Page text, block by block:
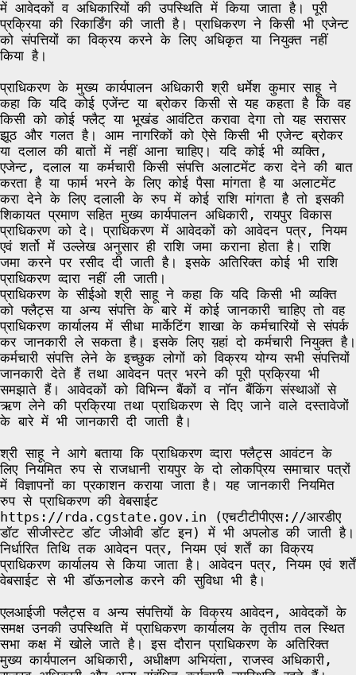
में आवेदकों व अधिकारियों की उपस्थिति में किया जाता है। पूरी
प्रक्रिया की रिकार्डिंग की जाती है। प्राधिकरण ने किसी भी एजेन्ट
को संपत्तियों का विक्रय करने के लिए अधिकृत या नियुक्त नहीं
किया है।
प्राधिकरण के मुख्य कार्यपालन अधिकारी श्री धर्मेश कुमार साहू ने
कहा कि यदि कोई एजेंन्ट या ब्रोकर किसी से यह कहता है कि वह
किसी को कोई फ्लैट् या भूखंड आवंटित करावा देगा तो यह सरासर
झूठ और गलत है। आम नागरिकों को ऐसे किसी भी एजेन्ट ब्रोकर
या दलाल की बातों में नहीं आना चाहिए। यदि कोई भी व्यक्ति,
एजेन्ट, दलाल या कर्मचारी किसी संपत्ति अलाटमेंट करा देने की बात
करता है या फार्म भरने के लिए कोई पैसा मांगता है या अलाटमेंट
करा देने के लिए दलाली के रुप में कोई राशि मांगता है तो इसकी
शिकायत प्रमाण सहित मुख्य कार्यपालन अधिकारी, रायपुर विकास
प्राधिकरण को दे। प्राधिकरण में आवेदकों को आवेदन पत्र, नियम
एवं शर्तो में उल्लेख अनुसार ही राशि जमा कराना होता है। राशि
जमा करने पर रसीद दी जाती है। इसके अतिरिक्त कोई भी राशि
प्राधिकरण व्दारा नहीं ली जाती।
प्राधिकरण के सीईओ श्री साहू ने कहा कि यदि किसी भी व्यक्ति
को फ्लैट्स या अन्य संपत्ति के बारे में कोई जानकारी चाहिए तो वह
प्राधिकरण कार्यालय में सीधा मार्केटिंग शाखा के कर्मचारियों से संपर्क
कर जानकारी ले सकता है। इसके लिए य़हां दो कर्मचारी नियुक्त है।
कर्मचारी संपत्ति लेने के इच्छुक लोगों को विक्रय योग्य सभी संपत्तियों
जानकारी देते हैं तथा आवेदन पत्र भरने की पूरी प्रक्रिया भी
समझाते हैं। आवेदकों को विभिन्न बैंकों व नॉन बैंकिंग संस्थाओं से
ऋण लेने की प्रक्रिया तथा प्राधिकरण से दिए जाने वाले दस्तावेजों
के बारे में भी जानकारी दी जाती है।
श्री साहू ने आगे बताया कि प्राधिकरण व्दारा फ्लैट्स आवंटन के
लिए नियमित रुप से राजधानी रायपुर के दो लोकप्रिय समाचार पत्रों
में विज्ञापनों का प्रकाशन कराया जाता है। यह जानकारी नियमित
रुप से प्राधिकरण की वेबसाईट
https://rda.cgstate.gov.in (एचटीटीपीएस://आरडीए
डॉट सीजीस्टेट डॉट जीओवी डॉट इन) में भी अपलोड की जाती है।
निर्धारित तिथि तक आवेदन पत्र, नियम एवं शर्तें का विक्रय
प्राधिकरण कार्यालय से किया जाता है। आवेदन पत्र, नियम एवं शर्तें
वेबसाईट से भी डॉऊनलोड करने की सुविधा भी है।
एलआईजी फ्लैट्स व अन्य संपत्तियों के विक्रय आवेदन, आवेदकों के
समक्ष उनकी उपस्थिति में प्राधिकरण कार्यालय के तृतीय तल स्थित
सभा कक्ष में खोले जाते है। इस दौरान प्राधिकरण के अतिरिक्त
मुख्य कार्यपालन अधिकारी, अधीक्षण अभियंता, राजस्व अधिकारी,